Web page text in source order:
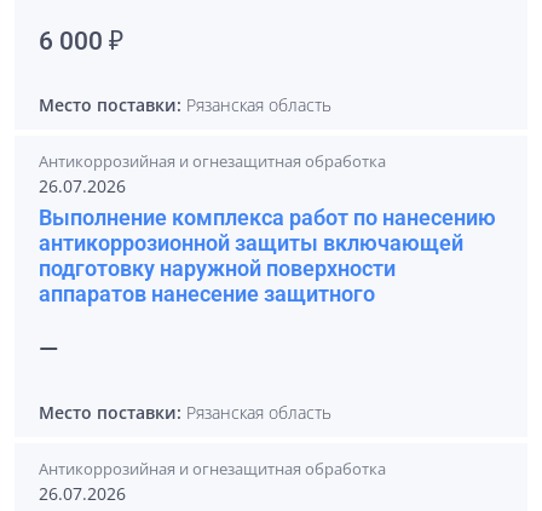
6 000 ₽
Место поставки: Рязанская область
Антикоррозийная и огнезащитная обработка
26.07.2026
Выполнение комплекса работ по нанесению
антикоррозионной защиты включающей
подготовку наружной поверхности
аппаратов нанесение защитного
—
Место поставки: Рязанская область
Антикоррозийная и огнезащитная обработка
26.07.2026